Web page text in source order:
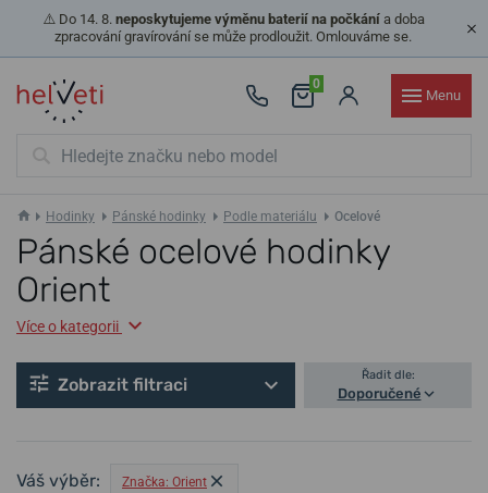
⚠️ Do 14. 8. neposkytujeme výměnu baterií na počkánía doba
zpracování gravírování se může prodloužit. Omlouváme se.
0
Menu
Hodinky Pánské hodinky Podle materiálu Ocelové
Pánské ocelové hodinky
Orient
Více o kategorii
Zobrazit filtraci Řadit dle:
Doporučené
Váš výběr: Značka: Orient